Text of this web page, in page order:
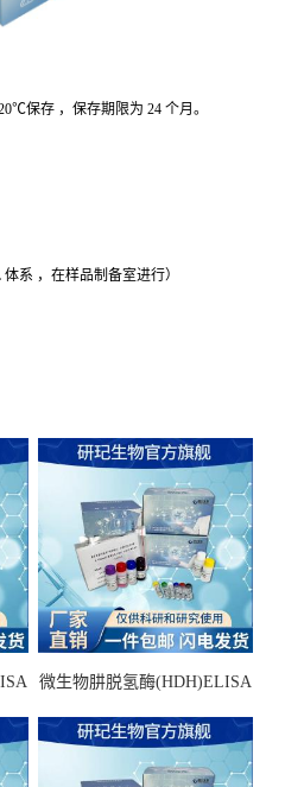
保存 ，保存期限为 24 个月。
体系 ，在样品制备室进行）
微生物肼脱氢酶(HDH)ELISA